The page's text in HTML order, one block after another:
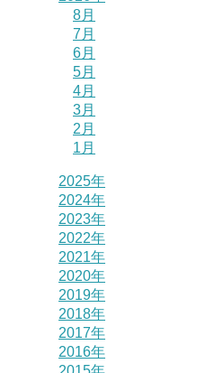
8月
7月
6月
5月
4月
3月
2月
1月
2025年
2024年
2023年
2022年
2021年
2020年
2019年
2018年
2017年
2016年